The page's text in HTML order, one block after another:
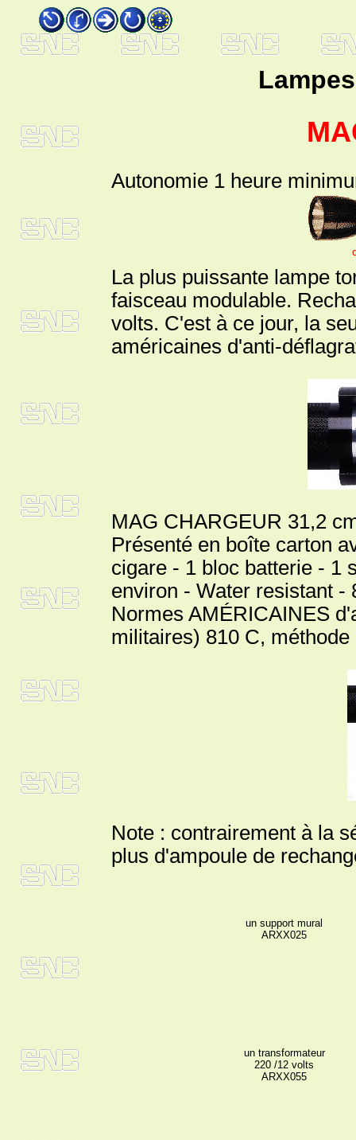
Autonomie 1 heure
La plus puissante lampe
faisceau modulable.
volts. C'est à ce jour, la
américaines d'anti-
MAG CHARGEUR 31,2
Présenté en boîte carton
cigare - 1 bloc batterie - 1
environ - Water resistant -
Normes AMÉRICAINES
militaires) 810 C, méthode
Note : contrairement à la
plus d'ampoule de
un support mural
ARXX025
un transformateur
220 /12 volts
ARXX055